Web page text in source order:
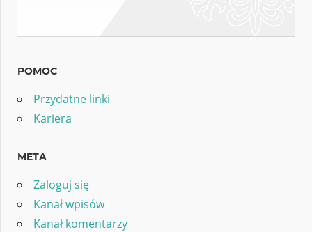
POMOC
Przydatne linki
Kariera
META
Zaloguj się
Kanał wpisów
Kanał komentarzy